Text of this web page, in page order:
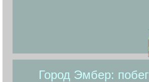
Город Эмбер: